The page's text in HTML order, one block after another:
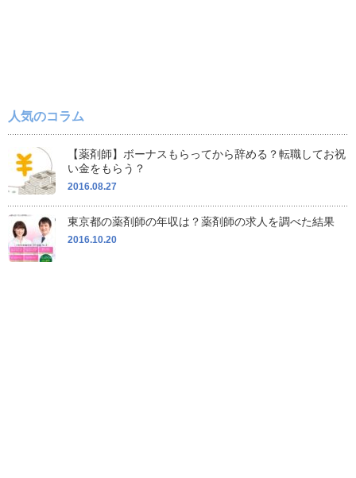
人気のコラム
【薬剤師】ボーナスもらってから辞める？転職してお祝
い金をもらう？
2016.08.27
東京都の薬剤師の年収は？薬剤師の求人を調べた結果
2016.10.20